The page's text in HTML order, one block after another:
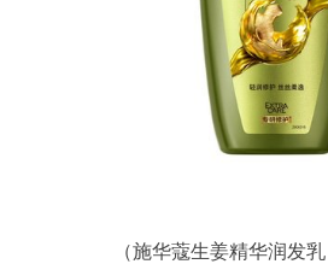
（施华蔻生姜精华润发乳